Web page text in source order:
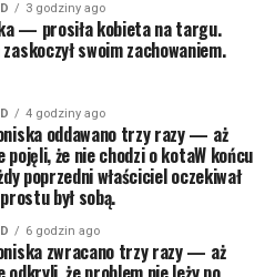
3 godziny ago
— prosiła kobieta na targu.
swoim zachowaniem.
4 godziny ago
oddawano trzy razy — aż
że nie chodzi o kotaW końcu
poprzedni właściciel oczekiwał
był sobą.
6 godzin ago
zwracano trzy razy — aż